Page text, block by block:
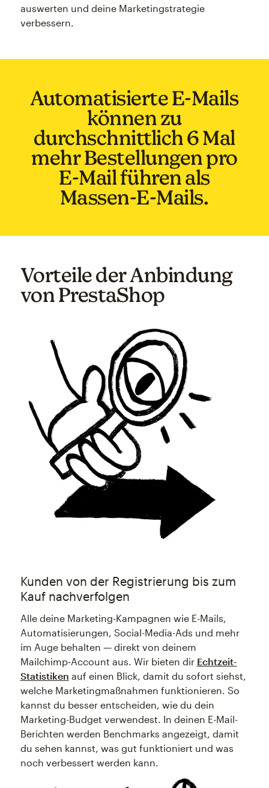
auswerten und deine Marketingstrategie
verbessern.
Automatisierte E-Mails
können zu
durchschnittlich 6 Mal
mehr Bestellungen pro
E-Mail führen als
Massen-E-Mails.
Vorteile der Anbindung
von PrestaShop
Kunden von der Registrierung bis zum
Kauf nachverfolgen
Alle deine Marketing-Kampagnen wie E-Mails,
Automatisierungen, Social-Media-Ads und mehr
im Auge behalten — direkt von deinem
Mailchimp-Account aus. Wir bieten dir Echtzeit-
Statistiken auf einen Blick, damit du sofort siehst,
welche Marketingmaßnahmen funktionieren. So
kannst du besser entscheiden, wie du dein
Marketing-Budget verwendest. In deinen E-Mail-
Berichten werden Benchmarks angezeigt, damit
du sehen kannst, was gut funktioniert und was
noch verbessert werden kann.